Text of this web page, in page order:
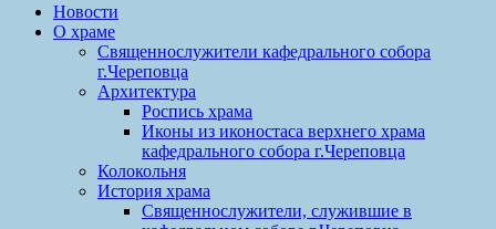
Новости
О храме
Священнослужители кафедрального собора
г.Череповца
Архитектура
Роспись храма
Иконы из иконостаса верхнего храма
кафедрального собора г.Череповца
Колокольня
История храма
Священнослужители, служившие в